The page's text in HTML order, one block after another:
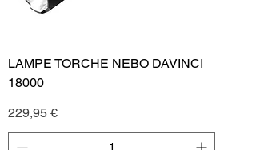
LAMPE TORCHE NEBO DAVINCI
18000
Price
229,95 €